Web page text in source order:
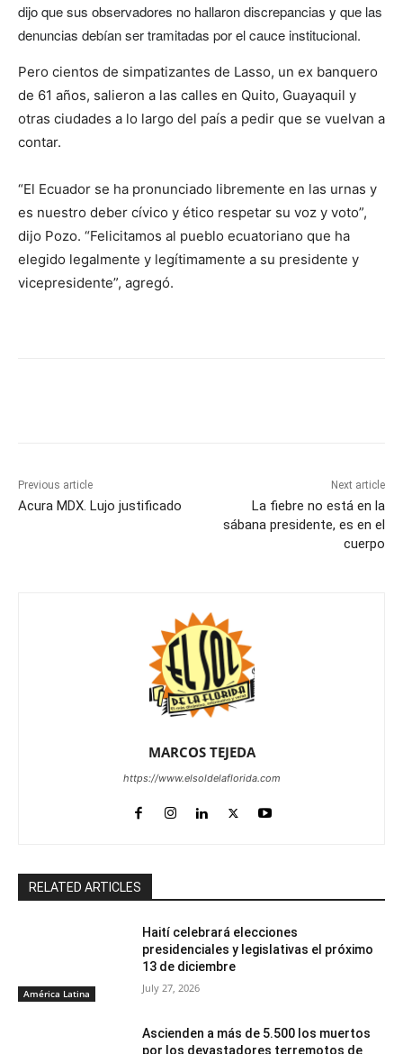
dijo que sus observadores no hallaron discrepancias y que las
denuncias debían ser tramitadas por el cauce institucional.
Pero cientos de simpatizantes de Lasso, un ex banquero
de 61 años, salieron a las calles en Quito, Guayaquil y
otras ciudades a lo largo del país a pedir que se vuelvan a
contar.
“El Ecuador se ha pronunciado libremente en las urnas y
es nuestro deber cívico y ético respetar su voz y voto”,
dijo Pozo. “Felicitamos al pueblo ecuatoriano que ha
elegido legalmente y legítimamente a su presidente y
vicepresidente”, agregó.
Previous article
Acura MDX. Lujo justificado
Next article
La fiebre no está en la
sábana presidente, es en el
cuerpo
MARCOS TEJEDA
https://www.elsoldelaflorida.com
RELATED ARTICLES
América Latina
Haití celebrará elecciones
presidenciales y legislativas el próximo
13 de diciembre
July 27, 2026
Ascienden a más de 5.500 los muertos
por los devastadores terremotos de